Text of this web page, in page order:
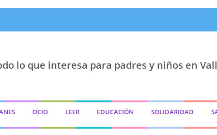
lo que interesa para padres y niños en
OCIO LEER EDUCACIÓN SOLIDARIDAD